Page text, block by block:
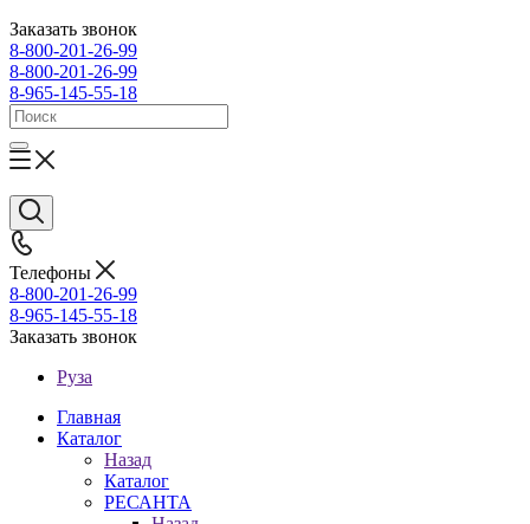
Заказать звонок
8-800-201-26-99
8-800-201-26-99
8-965-145-55-18
Телефоны
8-800-201-26-99
8-965-145-55-18
Заказать звонок
Руза
Главная
Каталог
Назад
Каталог
РЕСАНТА